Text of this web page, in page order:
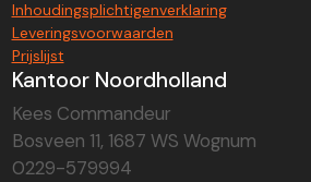
Inhoudingsplichtigenverklaring
Leveringsvoorwaarden
Prijslijst
Kantoor Noordholland
Kees Commandeur
Bosveen 11, 1687 WS Wognum
0229-579994